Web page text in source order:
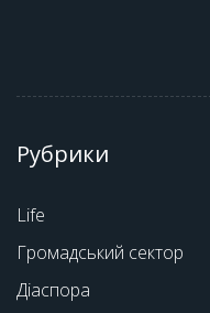
Рубрики
Life
Громадський сектор
Діаспора